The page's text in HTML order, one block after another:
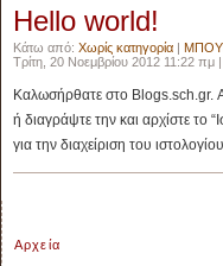
Hello world!
Κάτω από: Χωρίς κατηγορία |
Τρίτη, 20 Νοεμβρίου 2012 11:22 πμ |
Καλωσήρθατε στο Blogs.sch.gr.
ή διαγράψτε την και αρχίστε το
για την διαχείριση του
Αρχεία